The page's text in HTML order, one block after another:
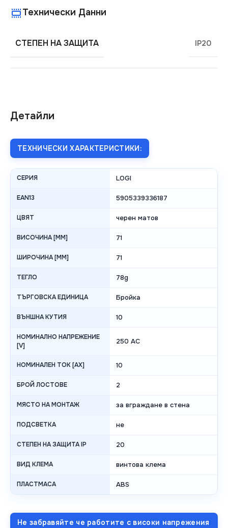
Детайли
ТЕХНИЧЕСКИ ХАРАКТЕРИСТИКИ:
СЕРИЯ LOGI
EAN13 5905339336187
ЦВЯТ черен матов
ВИСОЧИНА [MM] 71
ШИРОЧИНА [MM] 71
ТЕГЛО 78g
ТЪРГОВСКА ЕДИНИЦА Бройка
ВЪНШНА КУТИЯ 10
НОМИНАЛНО НАПРЕЖЕНИЕ
[V]
250 AC
НОМИНАЛЕН ТОК [AX] 10
БРОЙ ЛОСТОВЕ 2
МЯСТО НА МОНТАЖ за вграждане в стена
ПОДСВЕТКА не
СТЕПЕН НА ЗАЩИТА IP 20
ВИД КЛЕМА винтова клема
ПЛАСТМАСА ABS
Не забравяйте че работите с високи напрежения
Технически Данни
СТЕПЕН НА ЗАЩИТА IP20